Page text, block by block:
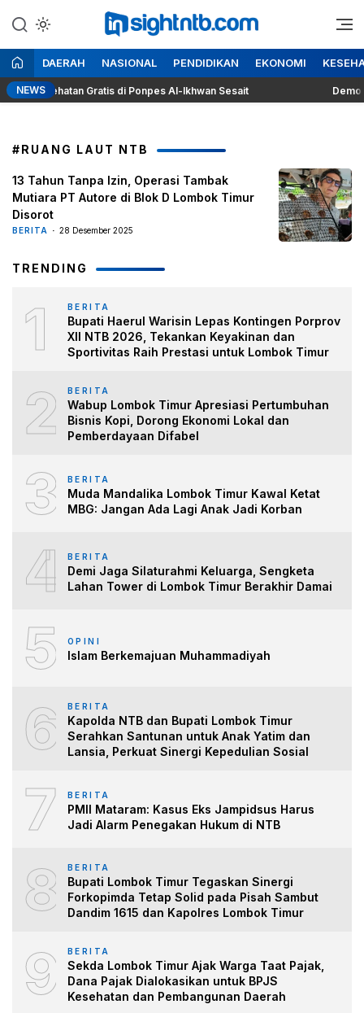
ke
konten
Insight NTB
Berita Seputar NTB
DAERAH NASIONAL PENDIDIKAN EKONOMI
NEWS
Kesehatan Gratis di Ponpes Al-Ikhwan Sesait Demo
#RUANG LAUT NTB
13 Tahun Tanpa Izin, Operasi Tambak
Mutiara PT Autore di Blok D Lombok Timur
Disorot
BERITA 28 Desember 2025
TRENDING
1 BERITA
Bupati Haerul Warisin Lepas Kontingen Porprov
XII NTB 2026, Tekankan Keyakinan dan
Sportivitas Raih Prestasi untuk Lombok Timur
2 BERITA
Wabup Lombok Timur Apresiasi Pertumbuhan
Bisnis Kopi, Dorong Ekonomi Lokal dan
Pemberdayaan Difabel
3 BERITA
Muda Mandalika Lombok Timur Kawal Ketat
MBG: Jangan Ada Lagi Anak Jadi Korban
4 BERITA
Demi Jaga Silaturahmi Keluarga, Sengketa
Lahan Tower di Lombok Timur Berakhir Damai
5 OPINI
Islam Berkemajuan Muhammadiyah
6 BERITA
Kapolda NTB dan Bupati Lombok Timur
Serahkan Santunan untuk Anak Yatim dan
Lansia, Perkuat Sinergi Kepedulian Sosial
7 BERITA
PMII Mataram: Kasus Eks Jampidsus Harus
Jadi Alarm Penegakan Hukum di NTB
8 BERITA
Bupati Lombok Timur Tegaskan Sinergi
Forkopimda Tetap Solid pada Pisah Sambut
Dandim 1615 dan Kapolres Lombok Timur
9 BERITA
Sekda Lombok Timur Ajak Warga Taat Pajak,
Dana Pajak Dialokasikan untuk BPJS
Kesehatan dan Pembangunan Daerah